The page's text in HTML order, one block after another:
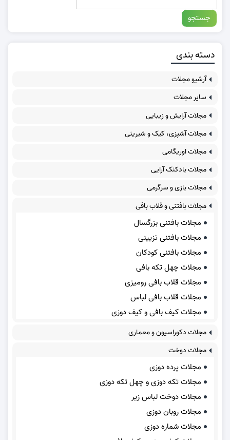
دسته بندی
آرشیو مجلات
سایر مجلات
مجلات آرایش و زیبایی
مجلات آشپزی، کیک و شیرینی
مجلات اوریگامی
مجلات بادکنک آرایی
مجلات بازی و سرگرمی
مجلات بافتنی و قلاب بافی
مجلات بافتنی بزرگسال
مجلات بافتنی تزیینی
مجلات بافتنی کودکان
مجلات چهل تکه بافی
مجلات قلاب بافی رومیزی
مجلات قلاب بافی لباس
مجلات کیف بافی و کیف دوزی
مجلات دکوراسیون و معماری
مجلات دوخت
مجلات پرده دوزی
مجلات تکه دوزی و چهل تکه دوزی
مجلات دوخت لباس زیر
مجلات روبان دوزی
مجلات شماره دوزی